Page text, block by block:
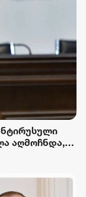
აღმოჩნდა,
აქვს
იქმნებოდ